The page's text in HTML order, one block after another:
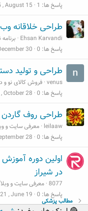
پاسخ ها 1
, August 15
طراحی خلاقانه وب
Ehsan Karvandi
پاسخ ها 0
30
طراحی و تولید
venus فروش کالای نو
پاسخ ها 0
October 28
طراحی روف گاردن
leilaaw معرفی سایت و
پاسخ ها 0
28
اولین دوره
در شیراز
8077 معرفی سایت و
پاسخ ها 0
, June 19
مطالب پزشکی